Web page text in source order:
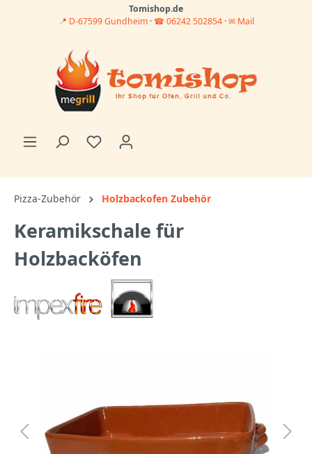
Tomishop.de
📍 D-67599 Gundheim · ☎ 06242 502854·✉ Mail
Pizza-Zubehör Holzbackofen Zubehör
Keramikschale für
Holzbacköfen